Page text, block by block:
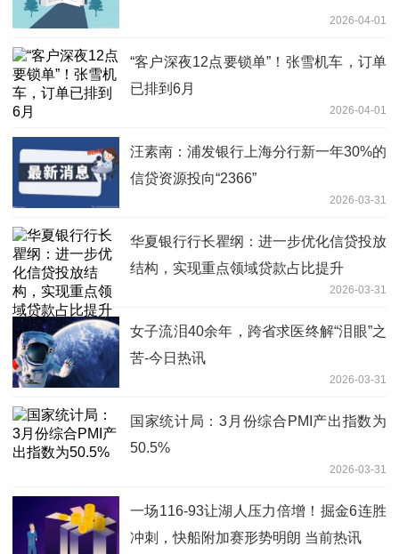
2026-04-01
“客户深夜12点要锁单”！张雪机车，订单
已排到6月
2026-04-01
汪素南：浦发银行上海分行新一年30%的
信贷资源投向“2366”
2026-03-31
华夏银行行长瞿纲：进一步优化信贷投放
结构，实现重点领域贷款占比提升
2026-03-31
女子流泪40余年，跨省求医终解“泪眼”之
苦-今日热讯
2026-03-31
国家统计局：3月份综合PMI产出指数为
50.5%
2026-03-31
一场116-93让湖人压力倍增！掘金6连胜
冲刺，快船附加赛形势明朗 当前热讯